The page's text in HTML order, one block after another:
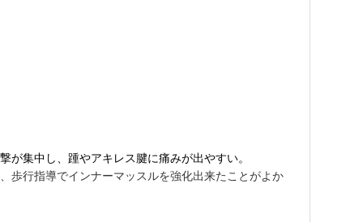
が集中し、踵やアキレス腱に痛みが出やすい。
歩行指導でインナーマッスルを強化出来たことがよか